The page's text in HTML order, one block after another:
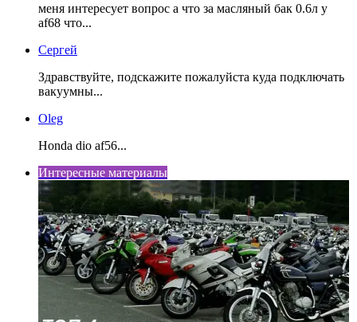
меня интересует вопрос а что за масляный бак 0.6л у
af68 что...
Сергей
Здравствуйте, подскажите пожалуйста куда подключать
вакуумны...
Oleg
Honda dio af56...
Интересные материалы